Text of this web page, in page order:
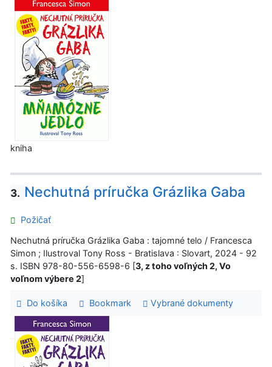
kniha
3. Nechutná príručka Grázlika Gaba
Požičať
Nechutná príručka Grázlika Gaba : tajomné telo / Francesca
Simon ; Ilustroval Tony Ross - Bratislava : Slovart, 2024 - 92
s. ISBN 978-80-556-6598-6 [3, z toho voľných 2, Vo
voľnom výbere 2]
Do košíka Bookmark Vybrané dokumenty